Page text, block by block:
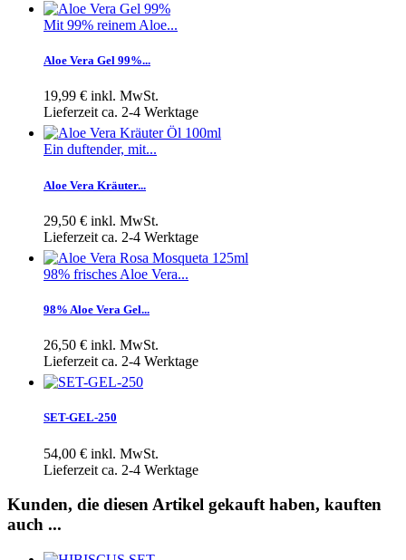
Mit 99% reinem Aloe...
Aloe Vera Gel 99%...
19,99 € inkl. MwSt.
Lieferzeit ca. 2-4 Werktage
Ein duftender, mit...
Aloe Vera Kräuter...
29,50 € inkl. MwSt.
Lieferzeit ca. 2-4 Werktage
98% frisches Aloe Vera...
98% Aloe Vera Gel...
26,50 € inkl. MwSt.
Lieferzeit ca. 2-4 Werktage
SET-GEL-250
54,00 € inkl. MwSt.
Lieferzeit ca. 2-4 Werktage
Kunden, die diesen Artikel gekauft haben, kauften
auch ...